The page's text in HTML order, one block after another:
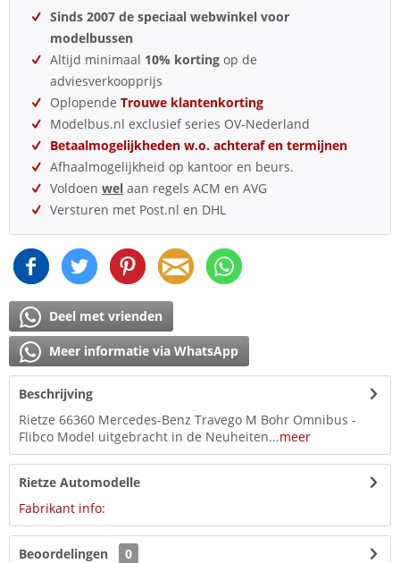
Sinds 2007 de speciaal webwinkel voor
modelbussen
Altijd minimaal 10% korting op de
adviesverkoopprijs
Oplopende Trouwe klantenkorting
Modelbus.nl exclusief series OV-Nederland
Betaalmogelijkheden w.o. achteraf en termijnen
Afhaalmogelijkheid op kantoor en beurs.
Voldoen wel aan regels ACM en AVG
Versturen met Post.nl en DHL
Deel met vrienden
Meer informatie via WhatsApp
Beschrijving
Rietze 66360 Mercedes-Benz Travego M Bohr Omnibus -
Flibco Model uitgebracht in de Neuheiten...meer
Rietze Automodelle
Fabrikant info:
Beoordelingen
0